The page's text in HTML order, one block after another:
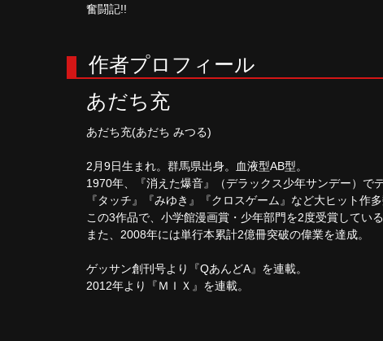
奮闘記!!
作者プロフィール
あだち充
あだち充(あだち みつる)
2月9日生まれ。群馬県出身。血液型AB型。
1970年、『消えた爆音』（デラックス少年サンデー）でデ
『タッチ』『みゆき』『クロスゲーム』など大ヒット作多
この3作品で、小学館漫画賞・少年部門を2度受賞している
また、2008年には単行本累計2億冊突破の偉業を達成。
ゲッサン創刊号より『QあんどA』を連載。
2012年より『ＭＩＸ』を連載。